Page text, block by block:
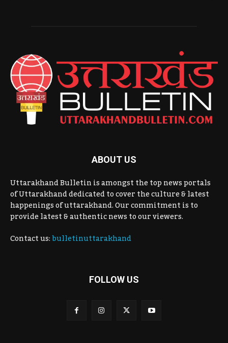
ABOUT US
Uttarakhand Bulletin is amongst the top news portals
of Uttarakhand dedicated to cover the culture & latest
happenings of uttarakhand. Our commitment is to
provide latest & authentic news to our viewers.
Contact us:bulletinuttarakhand
FOLLOW US